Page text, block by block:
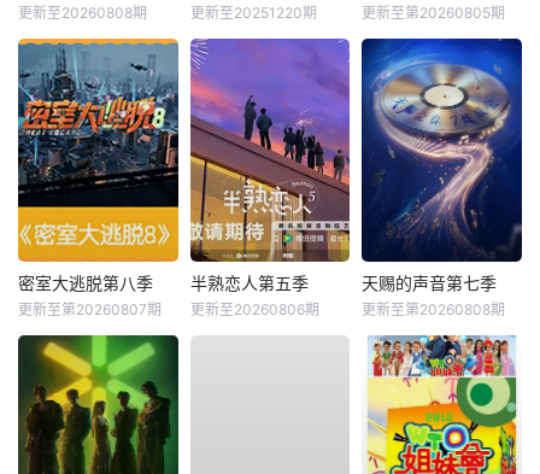
更新至20260808期 更新至20251220期 更新至第20260805期
密室大逃脱第八季
更新至第20260807期
半熟恋人第五季
更新至20260806期
天赐的声音第七季
更新至第20260808期